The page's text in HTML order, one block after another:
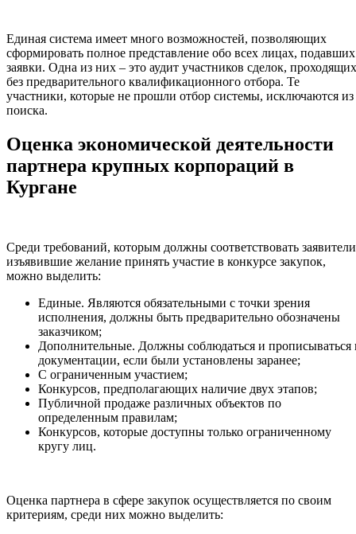
Единая система имеет много возможностей, позволяющих
сформировать полное представление обо всех лицах, подавших
заявки. Одна из них – это аудит участников сделок, проходящих
без предварительного квалификационного отбора. Те
участники, которые не прошли отбор системы, исключаются из
поиска.
Оценка экономической деятельности
партнера крупных корпораций в
Кургане
Среди требований, которым должны соответствовать
изъявившие желание принять участие в конкурсе закупок,
можно выделить:
Единые. Являются обязательными с точки зрения
исполнения, должны быть предварительно обозначены
заказчиком;
Дополнительные. Должны соблюдаться и прописываться
документации, если были установлены заранее;
С ограниченным участием;
Конкурсов, предполагающих наличие двух этапов;
Публичной продаже различных объектов по
определенным правилам;
Конкурсов, которые доступны только ограниченному
кругу лиц.
Оценка партнера в сфере закупок осуществляется по своим
критериям, среди них можно выделить: